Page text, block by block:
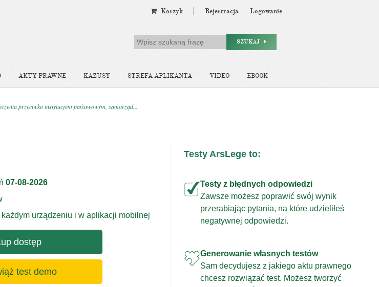
Koszyk Rejestracja Logowanie
SZUKAJ
AKTY PRAWNE KAZUSY STREFA APLIKANTA VIDEO EBOOK
przeciwko instytucjom państwowym, samorząd...
07-08-2026
urządzeniu i w aplikacji mobilnej
dostęp
test demo
Testy ArsLege to:
Testy z błędnych odpowiedzi
Zawsze możesz poprawić swój wynik
przerabiając pytania, na które udzieliłeś
negatywnej odpowiedzi.
Generowanie własnych testów
Sam decydujesz z jakiego aktu prawnego
chcesz rozwiązać test. Możesz tworzyć